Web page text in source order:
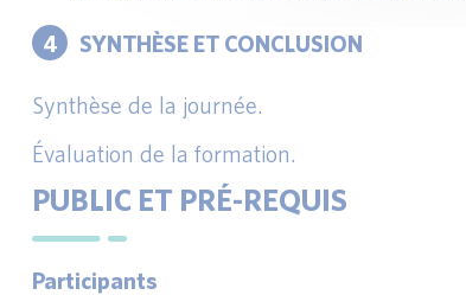
4 SYNTHÈSE ET CONCLUSION
Synthèse de la journée.
Évaluation de la formation.
PUBLIC ET PRÉ-REQUIS
Participants